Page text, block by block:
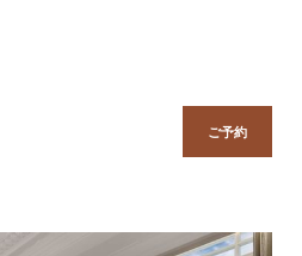
ご予約